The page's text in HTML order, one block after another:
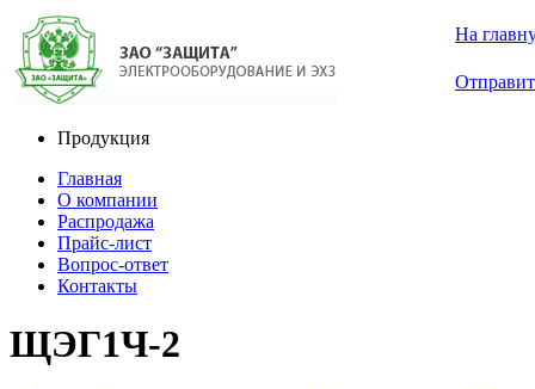
На
Продукция
Главная
О компании
Распродажа
Прайс-лист
Вопрос-ответ
Контакты
ЩЭГ1Ч-2